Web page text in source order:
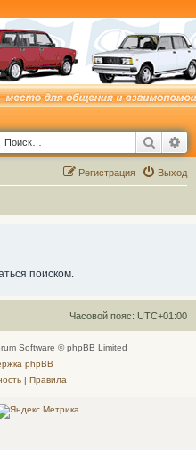
Поиск
Выход
Регистрация
поиском.
Часовой пояс: UTC+01:00
Software © phpBB Limited
phpBB
| Правила